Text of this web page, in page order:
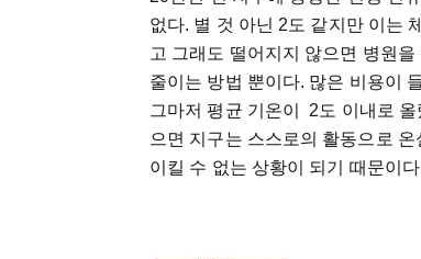
없다. 별 것 아닌 2도 같지만 이는
고 그래도 떨어지지 않으면 병원
줄이는 방법 뿐이다. 많은 비용이
그마저 평균 기온이 2도 이내로
으면 지구는 스스로의 활동으로
이킬 수 없는 상황이 되기 때문이